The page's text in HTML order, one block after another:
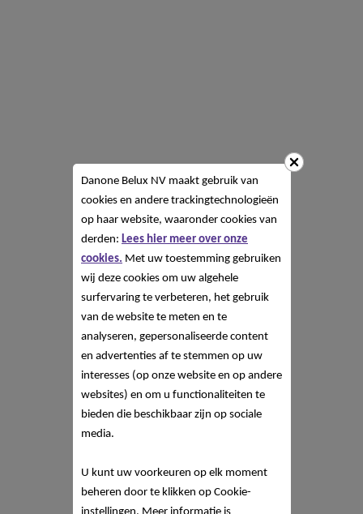
Danone Belux NV maakt gebruik van
cookies en andere trackingtechnologieën
op haar website, waaronder cookies van
derden: Lees hier meer over onze
cookies. Met uw toestemming gebruiken
wij deze cookies om uw algehele
surfervaring te verbeteren, het gebruik
van de website te meten en te
analyseren, gepersonaliseerde content
en advertenties af te stemmen op uw
interesses (op onze website en op andere
websites) en om u functionaliteiten te
bieden die beschikbaar zijn op sociale
media.
U kunt uw voorkeuren op elk moment
beheren door te klikken op Cookie-